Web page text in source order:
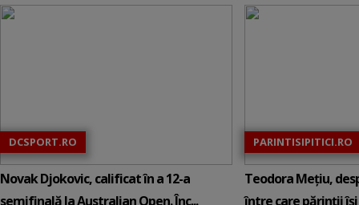
DCSPORT.RO
Novak Djokovic, calificat în a 12-a
semifinală la Australian Open. Înc...
PARINTISIPITICI.RO
Teodora Mețiu,
între care părinții își